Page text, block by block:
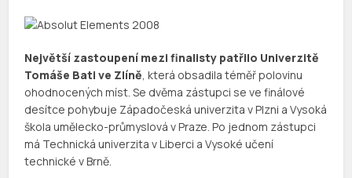
Největší zastoupení mezi finalisty patřilo Univerzitě
Tomáše Bati ve Zlíně, která obsadila téměř polovinu
ohodnocených míst. Se dvěma zástupci se ve finálové
desítce pohybuje Západočeská univerzita v Plzni a Vysoká
škola umělecko-průmyslová v Praze. Po jednom zástupci
má Technická univerzita v Liberci a Vysoké učení
technické v Brně.